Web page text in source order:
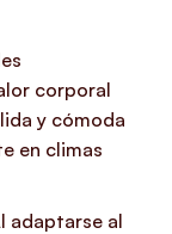
corporal
y cómoda
en climas
adaptarse al